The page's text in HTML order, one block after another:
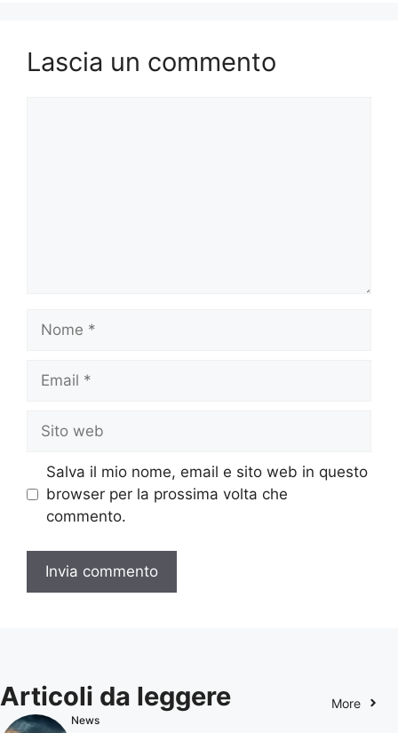
Lascia un commento
Nome
Email
Sito
web
Salva il mio nome, email e sito web in questo
browser per la prossima volta che
commento.
Articoli da leggere More
News